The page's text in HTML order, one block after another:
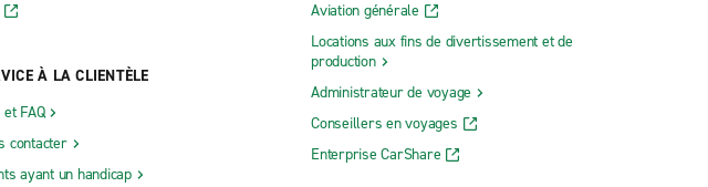
À LA CLIENTÈLE
FAQ
contacter
ayant un handicap
Aviation générale
Locations aux fins de divertissement et de
production
Administrateur de voyage
Conseillers en voyages
Enterprise CarShare